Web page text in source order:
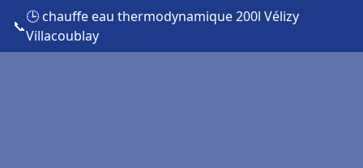
📞
🕒 chauffe eau thermodynamique 200l Vélizy
Villacoublay